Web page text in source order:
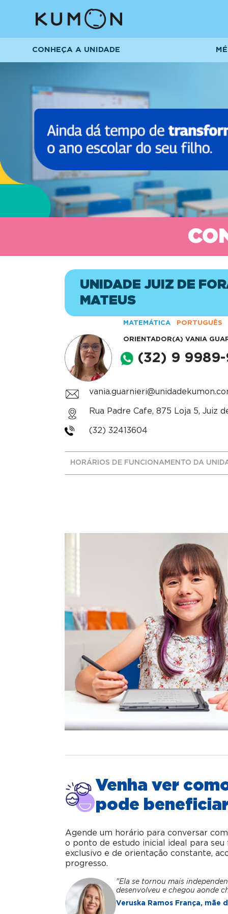
CONHEÇA A UNIDADE
UNIDADE JUIZ DE
MATEUS
MATEMÁTICA PORTUGUÊS
ORIENTADOR(A) VANIA
(32) 9
Rua Padre Cafe, 875 Loja 5, Juiz
(32) 32413604
HORÁRIOS DE FUNCIONAMENTO DA
Venha ver
pode
Agende um horário para conversar
o ponto de estudo inicial ideal para
exclusivo e de orientação constante,
progresso.
"Ela se tornou mais
desenvolveu e chegou aonde
Veruska Ramos França, mãe